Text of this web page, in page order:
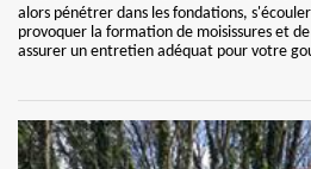
alors pénétrer dans les fondations,
provoquer la formation de moisissures et
assurer un entretien adéquat pour votre